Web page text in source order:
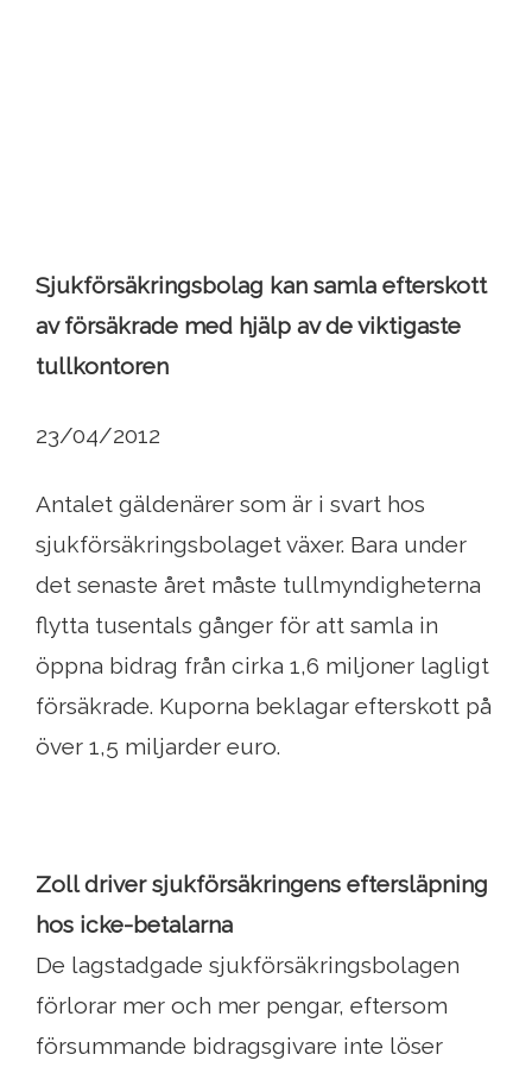
Sjukförsäkringsbolag kan samla efterskott
av försäkrade med hjälp av de viktigaste
tullkontoren
23/04/2012
Antalet gäldenärer som är i svart hos
sjukförsäkringsbolaget växer. Bara under
det senaste året måste tullmyndigheterna
flytta tusentals gånger för att samla in
öppna bidrag från cirka 1,6 miljoner lagligt
försäkrade. Kuporna beklagar efterskott på
över 1,5 miljarder euro.
Zoll driver sjukförsäkringens eftersläpning
hos icke-betalarna
De lagstadgade sjukförsäkringsbolagen
förlorar mer och mer pengar, eftersom
försummande bidragsgivare inte löser